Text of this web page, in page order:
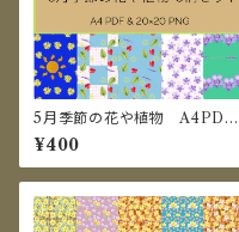
5月季節の花や植物 A4PDF
＆20×20 セット
¥400